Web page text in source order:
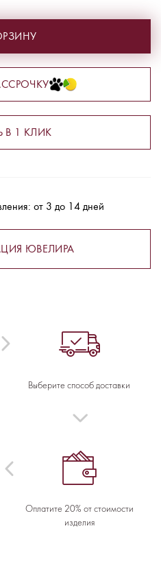
В 1 КЛИК
от 3 до 14 дней
ЮВЕЛИРА
Выберите способ доставки
Оплатите 20% от стоимости
изделия